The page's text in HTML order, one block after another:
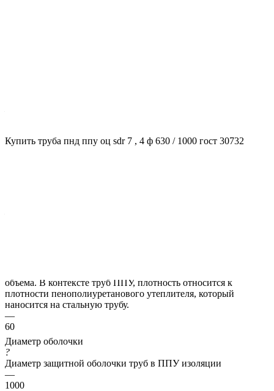
Купить труба пнд ппу оц sdr 7 , 4 ф 630 / 1000 гост 30732
Тип оболочка
?
объема. В контексте труб ППУ, плотность относится к
плотности пенополиуретанового утеплителя, который
наносится на стальную трубу.
—
60
Диаметр оболочки
?
Диаметр защитной оболочки труб в ППУ изоляции
—
1000